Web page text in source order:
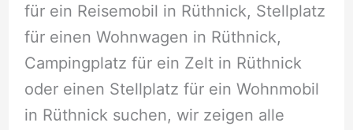
für ein Reisemobil in Rüthnick, Stellplatz
für einen Wohnwagen in Rüthnick,
Campingplatz für ein Zelt in Rüthnick
oder einen Stellplatz für ein Wohnmobil
in Rüthnick suchen, wir zeigen alle